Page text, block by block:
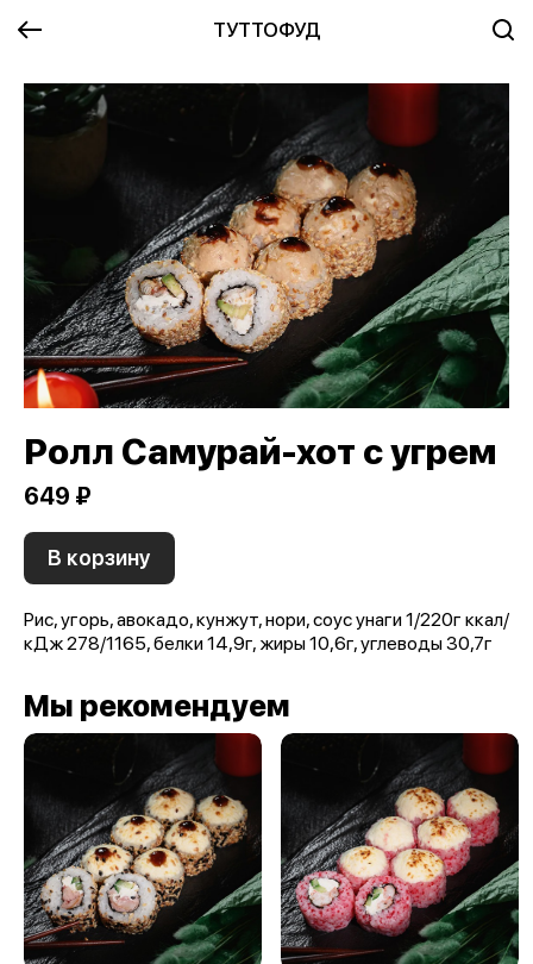
ТУТТОФУД
Ролл Самурай-хот с угрем
649 ₽
В корзину
Рис, угорь, авокадо, кунжут, нори, соус унаги 1/220г ккал/
кДж 278/1165, белки 14,9г, жиры 10,6г, углеводы 30,7г
Мы рекомендуем